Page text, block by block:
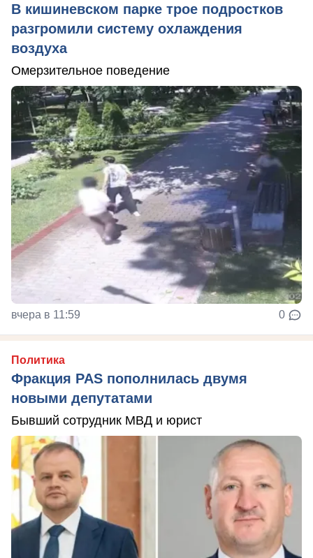
В кишиневском парке трое подростков
разгромили систему охлаждения
воздуха
Омерзительное поведение
вчера в 11:59 0
Политика
Фракция PAS пополнилась двумя
новыми депутатами
Бывший сотрудник МВД и юрист